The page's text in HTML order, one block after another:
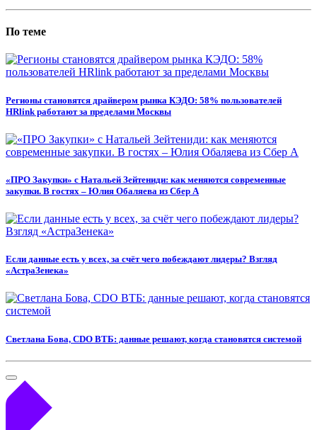
По теме
Регионы становятся драйвером рынка КЭДО: 58% пользователей
HRlink работают за пределами Москвы
«ПРО Закупки» с Натальей Зейтениди: как меняются современные
закупки. В гостях – Юлия Обаляева из Сбер А
Если данные есть у всех, за счёт чего побеждают лидеры? Взгляд
«АстраЗенека»
Светлана Бова, CDO ВТБ: данные решают, когда становятся системой